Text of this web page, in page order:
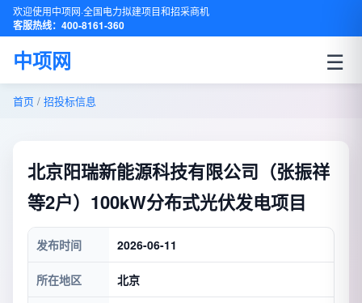
欢迎使用中项网·全国电力拟建项目和招采商机
客服热线：400-8161-360
中项网 ☰
首页 / 招投标信息
北京阳瑞新能源科技有限公司（张振祥
等2户）100kW分布式光伏发电项目
发布时间 2026-06-11
所在地区 北京